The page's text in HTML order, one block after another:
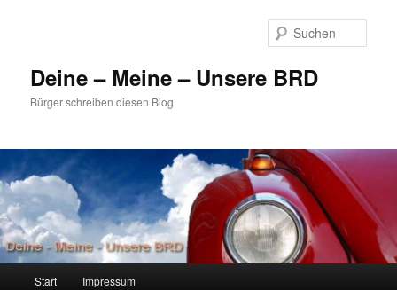
Deine – Meine – Unsere BRD
Bürger schreiben diesen Blog
Start Impressum